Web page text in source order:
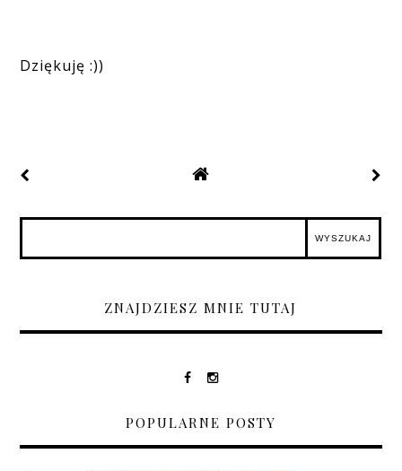
Dziękuję :))
ZNAJDZIESZ MNIE TUTAJ
POPULARNE POSTY